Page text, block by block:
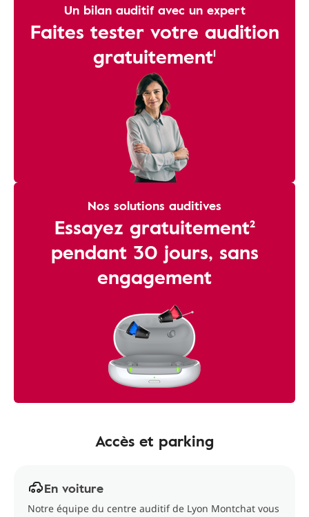
Un bilan auditif avec un expert
Faites tester votre audition
gratuitement¹
Nos solutions auditives
Essayez gratuitement²
pendant 30 jours, sans
engagement
Accès et parking
En voiture
Notre équipe du centre auditif de Lyon Montchat vous